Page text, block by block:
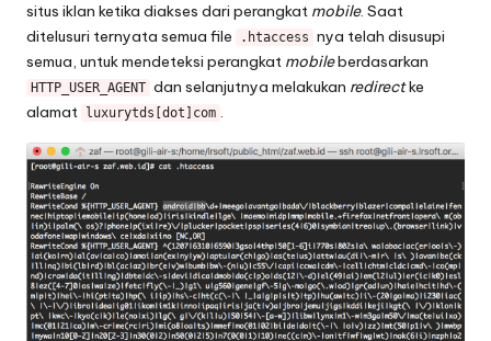
situs iklan ketika diakses dari perangkat mobile. Saat
ditelusuri ternyata semua file
.htaccess nya telah disusupi
semua, untuk mendeteksi perangkat mobileberdasarkan
HTTP_USER_AGENT dan selanjutnya melakukan redirectke
alamat
luxurytds[dot]com .